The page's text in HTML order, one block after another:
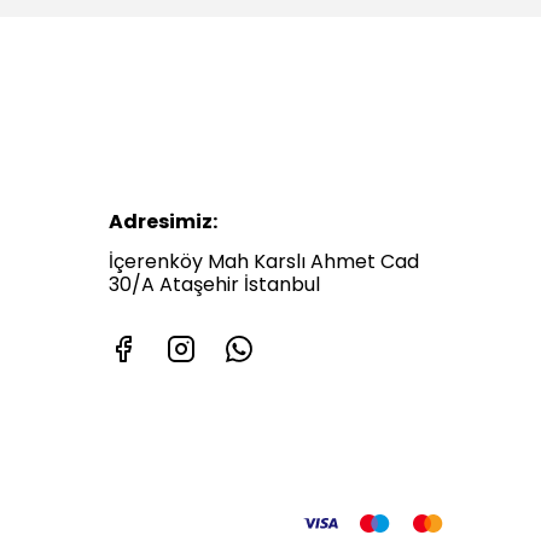
Adresimiz:
İçerenköy Mah Karslı Ahmet Cad
30/A Ataşehir İstanbul